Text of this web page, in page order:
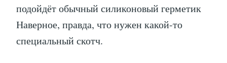
подойдёт обычный силиконовый герметик
Наверное, правда, что нужен какой-то
специальный скотч.